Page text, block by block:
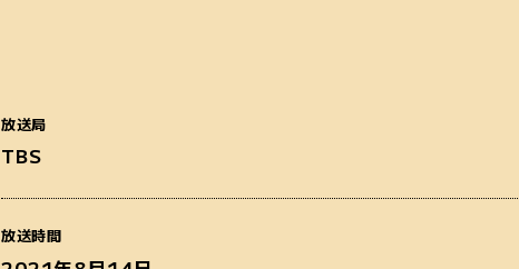
放送局
TBS
放送時間